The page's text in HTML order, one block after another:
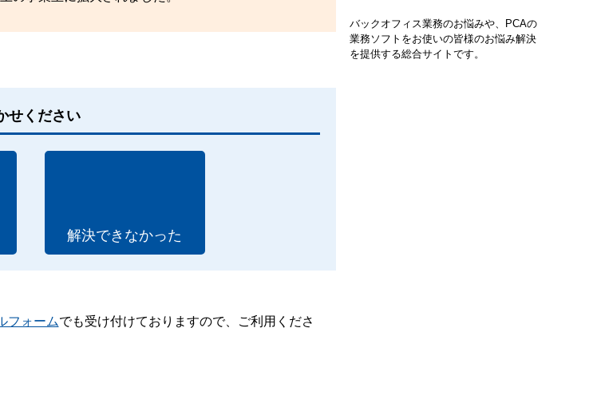
バックオフィス業務のお悩みや、PCAの
業務ソフトをお使いの皆様のお悩み解決
を提供する総合サイトです。
せください
解決できなかった
フォームでも受け付けておりますので、ご利用くださ